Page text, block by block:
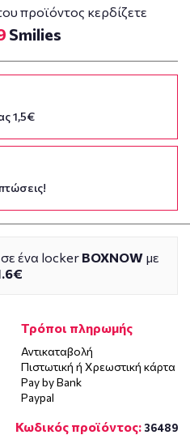
προϊόντος κερδίζετε
Smilies
1,5€
ένα locker BOXNOW με
Τρόποι πληρωμής
Αντικαταβολή
Πιστωτική ή Χρεωστική κάρτα
Pay by Bank
Paypal
Κωδικός προϊόντος: 36489